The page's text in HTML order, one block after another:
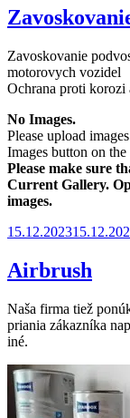
Zavoskovanie
motorovych vozidel
Ochrana proti
No Images.
Please upload
Images button on
Please make sure
Current Gallery.
images.
Publikováno:
15.12.2023
Airbrush
Naša firma tiež
priania zákazníka
iné.